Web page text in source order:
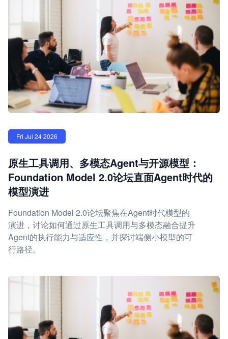
Fri Jul 24 2026
原生工具调用、多模态Agent与开源模型：
Foundation Model 2.0论坛直面Agent时代的
模型演进
Foundation Model 2.0论坛聚焦在Agent时代模型的
演进，讨论如何通过原生工具调用与多模态融合提升
Agent的执行能力与适应性，并探讨端侧小模型的可
行路径。